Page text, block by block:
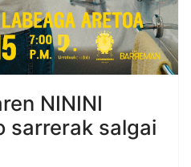
NININI
sarrerak salgai